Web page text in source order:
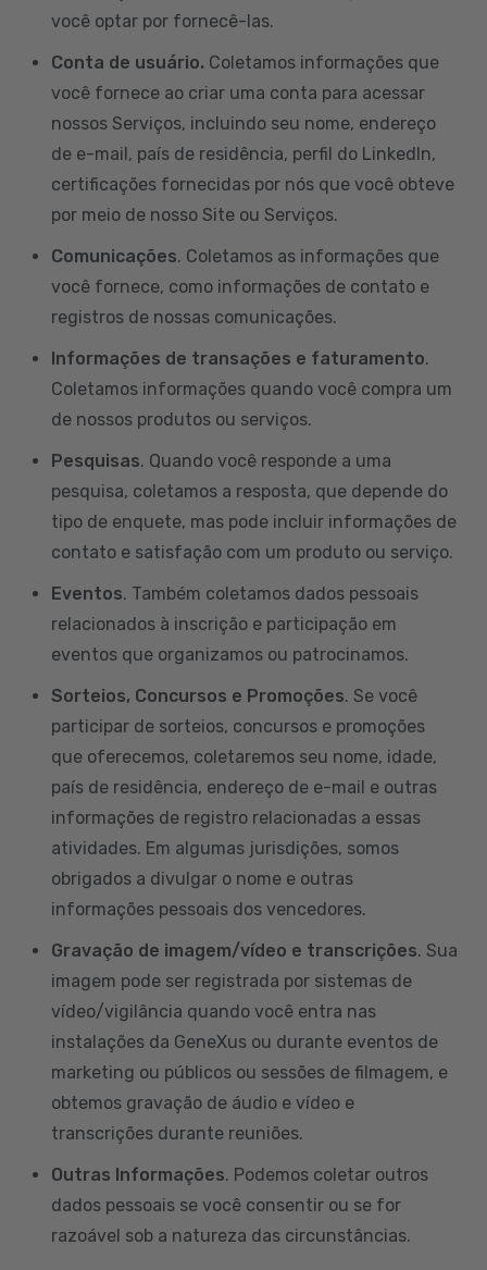
você optar por fornecê-las.
Conta de usuário. Coletamos informações que
você fornece ao criar uma conta para acessar
nossos Serviços, incluindo seu nome, endereço
de e-mail, país de residência, perfil do LinkedIn,
certificações fornecidas por nós que você obteve
por meio de nosso Site ou Serviços.
Comunicações. Coletamos as informações que
você fornece, como informações de contato e
registros de nossas comunicações.
Informações de transações e faturamento.
Coletamos informações quando você compra um
de nossos produtos ou serviços.
Pesquisas. Quando você responde a uma
pesquisa, coletamos a resposta, que depende do
tipo de enquete, mas pode incluir informações de
contato e satisfação com um produto ou serviço.
Eventos. Também coletamos dados pessoais
relacionados à inscrição e participação em
eventos que organizamos ou patrocinamos.
Sorteios, Concursos e Promoções. Se você
participar de sorteios, concursos e promoções
que oferecemos, coletaremos seu nome, idade,
país de residência, endereço de e-mail e outras
informações de registro relacionadas a essas
atividades. Em algumas jurisdições, somos
obrigados a divulgar o nome e outras
informações pessoais dos vencedores.
Gravação de imagem/vídeo e transcrições. Sua
imagem pode ser registrada por sistemas de
vídeo/vigilância quando você entra nas
instalações da GeneXus ou durante eventos de
marketing ou públicos ou sessões de filmagem, e
obtemos gravação de áudio e vídeo e
transcrições durante reuniões.
Outras Informações. Podemos coletar outros
dados pessoais se você consentir ou se for
razoável sob a natureza das circunstâncias.